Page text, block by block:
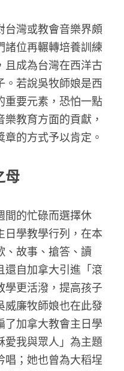
台灣或教會音樂界頗
諸位再輾轉培養訓練
且成為台灣在西洋古
。若說吳牧師娘是西
重要元素，恐怕一點
教育方面的貢獻，
的方式予以肯定。
母
間的忙碌而選擇休
日學教學行列，在本
、故事、搶答、讀
還自加拿大引進「滾
學更活潑，提高孩子
威廉牧師娘也在此發
了加拿大教會主日學
愛我與眾人」為主題
唱；她也曾為大稻埕